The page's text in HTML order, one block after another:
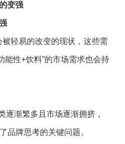
变强
轻易的改变的现状，这些需
能性+饮料”的市场需求也会持
逐渐繁多且市场逐渐拥挤，
品牌思考的关键问题。